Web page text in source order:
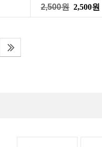
2,500원 2,500원